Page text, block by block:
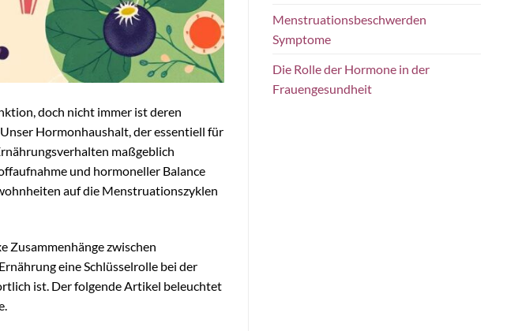
doch nicht immer ist deren
Hormonhaushalt, der essentiell für
maßgeblich
und hormoneller Balance
auf die Menstruationszyklen
Zusammenhänge zwischen
eine Schlüsselrolle bei der
ist. Der folgende Artikel beleuchtet
Menstruationsbeschwerden
Symptome
Die Rolle der Hormone in der
Frauengesundheit